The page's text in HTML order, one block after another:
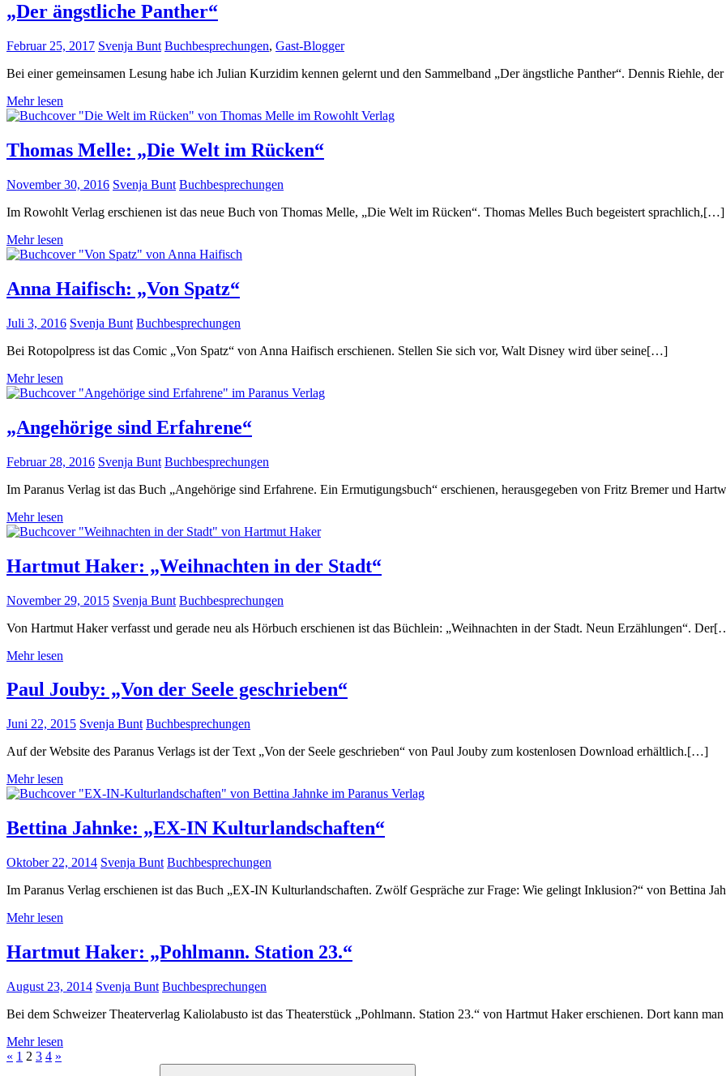
„Der ängstliche Panther“
Februar 25, 2017 Svenja Bunt Buchbesprechungen, Gast-Blogger
Bei einer gemeinsamen Lesung habe ich Julian Kurzidim kennen gelernt und den Sammelband „Der ängstliche Panther“. Dennis Riehle,
Mehr lesen
Thomas Melle: „Die Welt im Rücken“
November 30, 2016 Svenja Bunt Buchbesprechungen
Im Rowohlt Verlag erschienen ist das neue Buch von Thomas Melle, „Die Welt im Rücken“. Thomas Melles Buch begeistert sprachlich,[…]
Mehr lesen
Anna Haifisch: „Von Spatz“
Juli 3, 2016 Svenja Bunt Buchbesprechungen
Bei Rotopolpress ist das Comic „Von Spatz“ von Anna Haifisch erschienen. Stellen Sie sich vor, Walt Disney wird über seine[…]
Mehr lesen
„Angehörige sind Erfahrene“
Februar 28, 2016 Svenja Bunt Buchbesprechungen
Im Paranus Verlag ist das Buch „Angehörige sind Erfahrene. Ein Ermutigungsbuch“ erschienen, herausgegeben von Fritz Bremer und
Mehr lesen
Hartmut Haker: „Weihnachten in der Stadt“
November 29, 2015 Svenja Bunt Buchbesprechungen
Von Hartmut Haker verfasst und gerade neu als Hörbuch erschienen ist das Büchlein: „Weihnachten in der Stadt. Neun Erzählungen“.
Mehr lesen
Paul Jouby: „Von der Seele geschrieben“
Juni 22, 2015 Svenja Bunt Buchbesprechungen
Auf der Website des Paranus Verlags ist der Text „Von der Seele geschrieben“ von Paul Jouby zum kostenlosen Download erhältlich.[…]
Mehr lesen
Bettina Jahnke: „EX-IN Kulturlandschaften“
Oktober 22, 2014 Svenja Bunt Buchbesprechungen
Im Paranus Verlag erschienen ist das Buch „EX-IN Kulturlandschaften. Zwölf Gespräche zur Frage: Wie gelingt Inklusion?“ von Bettina
Mehr lesen
Hartmut Haker: „Pohlmann. Station 23.“
August 23, 2014 Svenja Bunt Buchbesprechungen
Bei dem Schweizer Theaterverlag Kaliolabusto ist das Theaterstück „Pohlmann. Station 23.“ von Hartmut Haker erschienen. Dort kann
Mehr lesen
Seitennummerierung
« Vorherige
1 2 3 4 Nächste
»